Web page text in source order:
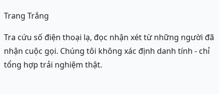
Trang Trắng
Tra cứu số điện thoại lạ, đọc nhận xét từ những người đã
nhận cuộc gọi. Chúng tôi không xác định danh tính - chỉ
tổng hợp trải nghiệm thật.